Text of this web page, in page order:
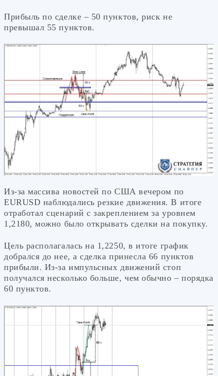
Прибыль по сделке – 50 пунктов, риск не
превышал 55 пунктов.
Из-за массива новостей по США вечером по
EURUSD наблюдались резкие движения. В итоге
отработал сценарий с закреплением за уровнем
1,2180, можно было открывать сделки на покупку.
Цель располагалась на 1,2250, в итоге график
добрался до нее, а сделка принесла 66 пунктов
прибыли. Из-за импульсных движений стоп
получался несколько больше, чем обычно – порядка
60 пунктов.